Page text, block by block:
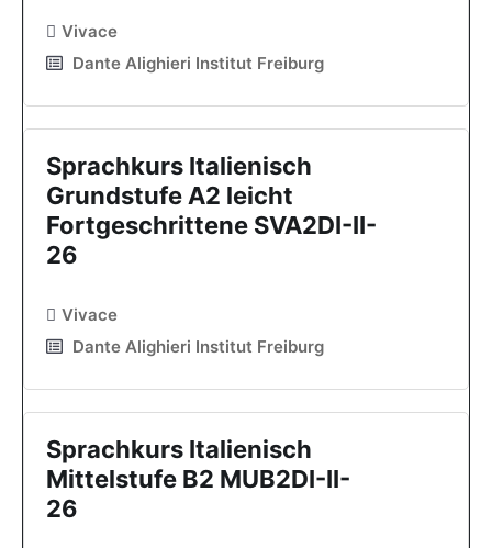
Vivace
Dante Alighieri Institut Freiburg
Sprachkurs Italienisch
Grundstufe A2 leicht
Fortgeschrittene SVA2DI-II-
26
Vivace
Dante Alighieri Institut Freiburg
Sprachkurs Italienisch
Mittelstufe B2 MUB2DI-II-
26